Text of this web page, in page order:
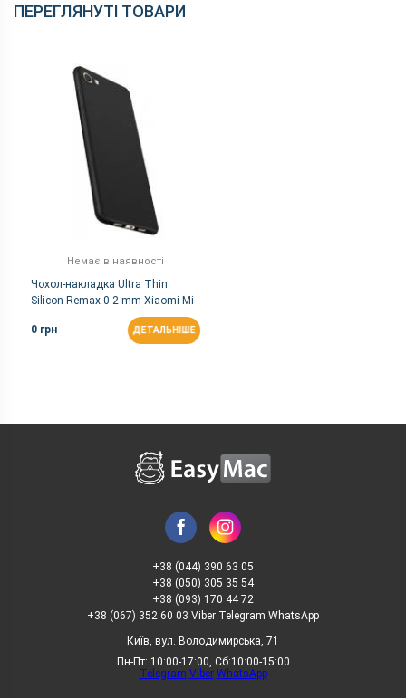
ПЕРЕГЛЯНУТІ ТОВАРИ
Немає в наявності
Чохол-накладка Ultra Thin
Silicon Remax 0.2 mm Xiaomi Mi
0 грн
ДЕТАЛЬНІШЕ
+38 (044) 390 63 05
+38 (050) 305 35 54
+38 (093) 170 44 72
+38 (067) 352 60 03 Viber Telegram WhatsApp
Київ, вул. Володимирська, 71
Пн-Пт: 10:00-17:00, Сб:10:00-15:00
Telegram Viber WhatsApp